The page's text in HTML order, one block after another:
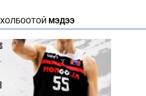
ХОЛБООТОЙ МЭДЭЭ